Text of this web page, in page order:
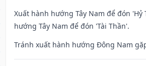
Xuất hành hướng Tây Nam để đón 'Hỷ
hướng Tây Nam để đón 'Tài Thần'.
Tránh xuất hành hướng Đông Nam